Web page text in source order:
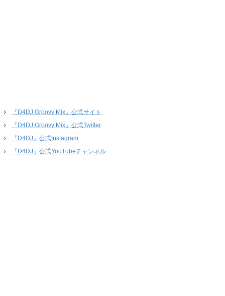
『D4DJ Groovy Mix』公式サイト
『D4DJ Groovy Mix』公式Twitter
『D4DJ』公式Instagram
『D4DJ』公式YouTubeチャンネル